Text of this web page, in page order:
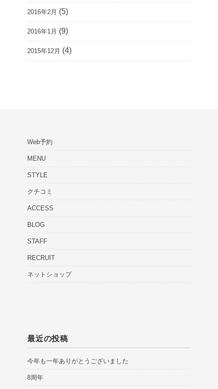
2016年2月 (5)
2016年1月 (9)
2015年12月 (4)
Web予約
MENU
STYLE
クチコミ
ACCESS
BLOG
STAFF
RECRUIT
ネットショップ
最近の投稿
今年も一年ありがとうございました
8周年